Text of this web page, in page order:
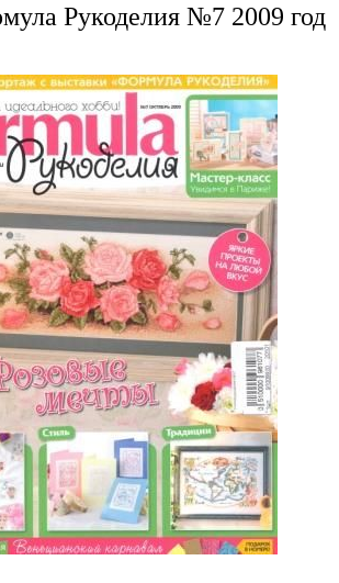
Рукоделия №7 2009 год